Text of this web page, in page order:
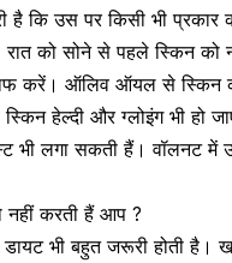
है कि उस पर किसी भी
रात को सोने से पहले स्किन
करें। ऑलिव ऑयल से स्किन
स्किन हेल्दी और ग्लोइंग भी
भी लगा सकती हैं। वॉलनट में
नहीं करती हैं आप ?
डायटभी बहुत जरूरी होती है।